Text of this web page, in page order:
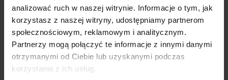
analizować ruch w naszej witrynie. Informacje o tym, jak
korzystasz z naszej witryny, udostępniamy partnerom
społecznościowym, reklamowym i analitycznym.
Partnerzy mogą połączyć te informacje z innymi danymi
otrzymanymi od Ciebie lub uzyskanymi podczas
korzystania z ich usług.
Ostrzeżenie przed stroną podszywającą się pod
firmę Aquael
SZUKAJ